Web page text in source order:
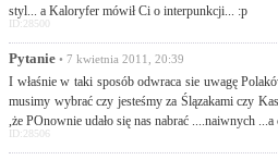
styl... a Kaloryfer mówił Ci o interpunkcji... :p
ID:28500
Pytanie • 7 kwietnia 2011, 20:39
I właśnie w taki sposób odwraca sie uwagę
musimy wybrać czy jesteśmy za Ślązakami czy
,że POnownie udało się nas nabrać ....naiwnych
ID:28506